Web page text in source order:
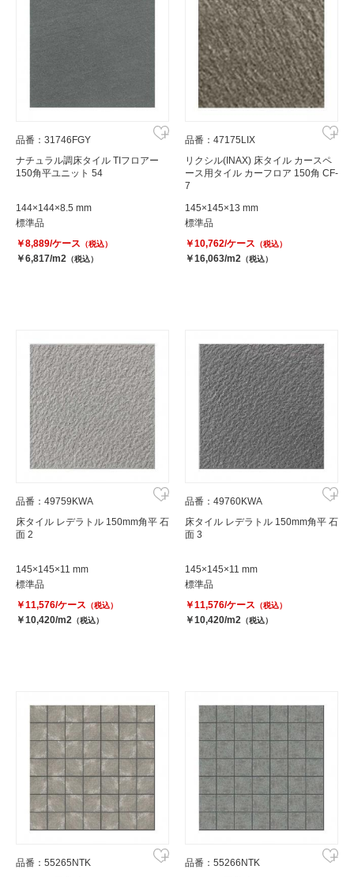
品番：31746FGY
ナチュラル調床タイル TIフロアー
150角平ユニット 54
144×144×8.5 mm
標準品
￥8,889/ケース （税込）
￥6,817/m2 （税込）
品番：47175LIX
リクシル(INAX) 床タイル カースペ
ース用タイル カーフロア 150角 CF-
7
145×145×13 mm
標準品
￥10,762/ケース （税込）
￥16,063/m2 （税込）
品番：49759KWA
床タイル レデラトル 150mm角平 石
面 2
145×145×11 mm
標準品
￥11,576/ケース （税込）
￥10,420/m2 （税込）
品番：49760KWA
床タイル レデラトル 150mm角平 石
面 3
145×145×11 mm
標準品
￥11,576/ケース （税込）
￥10,420/m2 （税込）
品番：55265NTK
品番：55266NTK